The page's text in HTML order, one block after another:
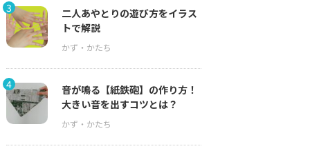
3
二人あやとりの遊び方をイラス
トで解説
4
音が鳴る【紙鉄砲】の作り方！
大きい音を出すコツとは？